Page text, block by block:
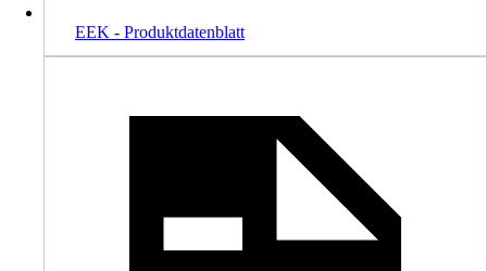
EEK - Produktdatenblatt